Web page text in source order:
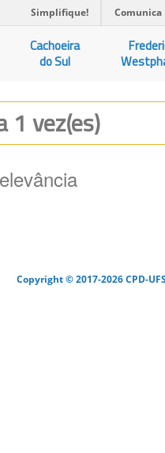
Simplifique! Comunica
Cachoeira
do Sul
1 vez(es)
Copyright © 2017-2026 CPD-